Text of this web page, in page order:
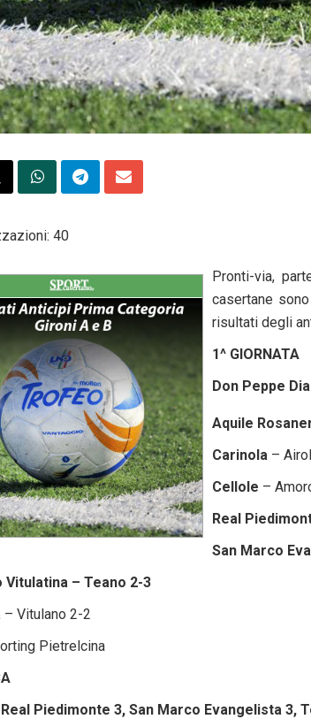
40
Pronti-via,
casertane
risultati degli
1^ GIORNATA
Don Peppe
Aquile
Carinola –
Cellole –
Real
San Marco
Vitulatina – Teano 2-3
– Vitulano 2-2
Pietrelcina
Real Piedimonte 3, San Marco Evangelista 3,